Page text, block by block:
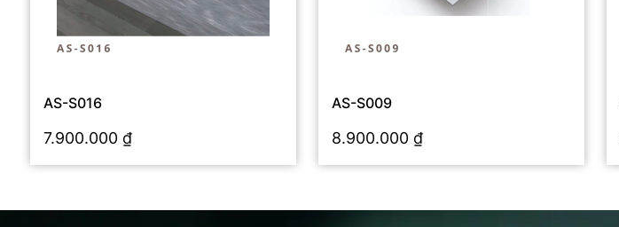
AS-S016
7.900.000 ₫
AS-S009
8.900.000 ₫